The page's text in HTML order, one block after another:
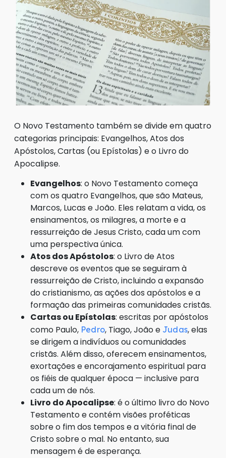
O Novo Testamento também se divide em quatro
categorias principais: Evangelhos, Atos dos
Apóstolos, Cartas (ou Epístolas) e o Livro do
Apocalipse.
Evangelhos: o Novo Testamento começa
com os quatro Evangelhos, que são Mateus,
Marcos, Lucas e João. Eles relatam a vida, os
ensinamentos, os milagres, a morte e a
ressurreição de Jesus Cristo, cada um com
uma perspectiva única.
Atos dos Apóstolos: o Livro de Atos
descreve os eventos que se seguiram à
ressurreição de Cristo, incluindo a expansão
do cristianismo, as ações dos apóstolos e a
formação das primeiras comunidades cristãs.
Cartas ou Epístolas: escritas por apóstolos
como Paulo, Pedro, Tiago, João e Judas, elas
se dirigem a indivíduos ou comunidades
cristãs. Além disso, oferecem ensinamentos,
exortações e encorajamento espiritual para
os fiéis de qualquer época — inclusive para
cada um de nós.
Livro do Apocalipse: é o último livro do Novo
Testamento e contém visões proféticas
sobre o fim dos tempos e a vitória final de
Cristo sobre o mal. No entanto, sua
mensagem é de esperança.